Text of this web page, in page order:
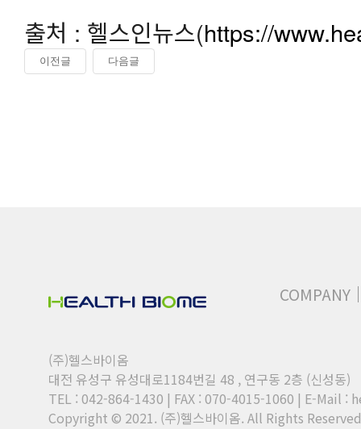
출처 : 헬스인뉴스(https://
이전글 다음글
COMPANY
(주)헬스바이옴
대전 유성구 유성대로1184번길 48 , 연구동 2층 (신성동)
TEL : 042-864-1430 | FAX : 070-4015-1060 | E-Mail :
Copyright © 2021. (주)헬스바이옴. All Rights